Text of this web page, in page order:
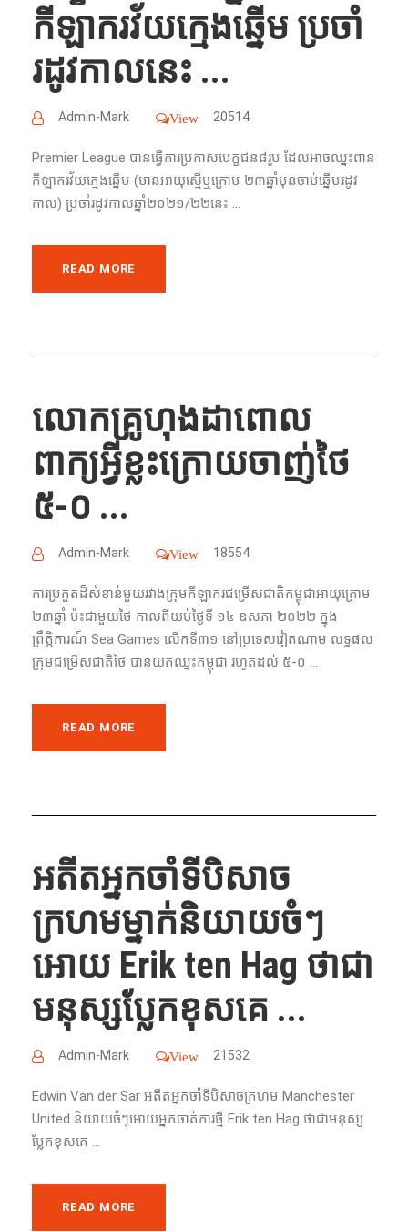
កីឡាករ​វ័យ​ក្មេង​ឆ្នើម​ ប្រចាំ​
រដូវកាល​នេះ​ ...
Admin-Mark View 20514
Premier League បាន​ធ្វើ​ការ​ប្រកាស​បេក្ខជន​៨រូប​ ដែល​អាច​ឈ្នះ​ពាន​
កីឡាករ​វ័យ​ក្មេង​ឆ្នើម​ (មាន​អាយុ​ស្មើ​ឬ​ក្រោម​ ២៣ឆ្នាំ​មុន​ចាប់​ឆ្នើម​រដូវ
កាល​) ប្រចាំ​រដូវកាល​ឆ្នាំ​២០២១/២២នេះ​ ...
READ MORE
លោកគ្រូហុងដាពោល​
ពាក្យអ្វីខ្លះក្រោយចាញ់ថៃ
៥​-០ ...
Admin-Mark View 18554
ការប្រកួតដ៏សំខាន់មួយរវាងក្រុមកីឡាករជម្រើសជាតិកម្ពុជាអាយុក្រោម
២៣ឆ្នាំ ប៉ះជាមួយថៃ កាលពីយប់ថ្ងៃទី ១៤ ឧសភា ២០២២ ក្នុង
ព្រឹត្តិការណ៍ Sea Games លើកទី៣១ នៅប្រទេសវៀតណាម លទ្ធផល
ក្រុមជម្រើសជាតិថៃ បានយកឈ្នះកម្ពុជា រហូតដល់ ៥-០ ...
READ MORE
អតីតអ្នកចាំទីបិសាច
ក្រហមម្នាក់និយាយចំៗ
អោយ Erik ten Hag ថាជា
មនុស្សប្លែកខុសគេ ...
Admin-Mark View 21532
Edwin Van der Sar ​​អតីតអ្នកចាំទីបិសាចក្រហម Manchester
United និយាយចំៗអោយអ្នកចាត់ការថ្មី Erik ten Hag ថាជាមនុស្ស
ប្លែកខុសគេ ...
READ MORE